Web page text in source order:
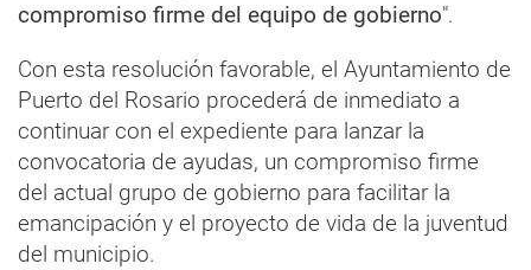
compromiso firme del equipo de gobierno".
Con esta resolución favorable, el Ayuntamiento de
Puerto del Rosario procederá de inmediato a
continuar con el expediente para lanzar la
convocatoria de ayudas, un compromiso firme
del actual grupo de gobierno para facilitar la
emancipación y el proyecto de vida de la juventud
del municipio.